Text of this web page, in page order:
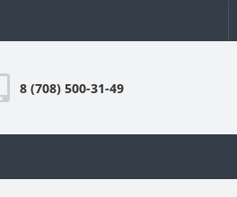
8 (708) 500-31-49